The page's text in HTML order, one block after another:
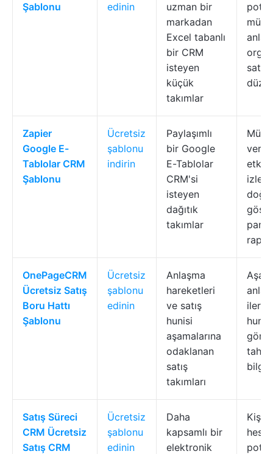
Şablonu
edinin
uzman bir
markadan
Excel tabanlı
bir CRM
isteyen
küçük
takımlar
satış
Zapier
Google E-
Tablolar CRM
Şablonu
Ücretsiz
şablonu
indirin
Paylaşımlı
bir Google
E-Tablolar
CRM'si
isteyen
dağıtık
takımlar
OnePageCRM
Ücretsiz Satış
Boru Hattı
Şablonu
Ücretsiz
şablonu
edinin
Anlaşma
hareketleri
ve satış
hunisi
aşamalarına
odaklanan
satış
takımları
hunisi
Satış Süreci
CRM Ücretsiz
Satış CRM
Ücretsiz
şablonu
edinin
Daha
kapsamlı bir
elektronik